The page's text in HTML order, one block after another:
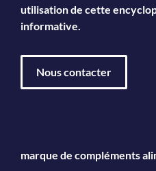
utilisation de cette
informative.
Nous contacter
marque de compléments